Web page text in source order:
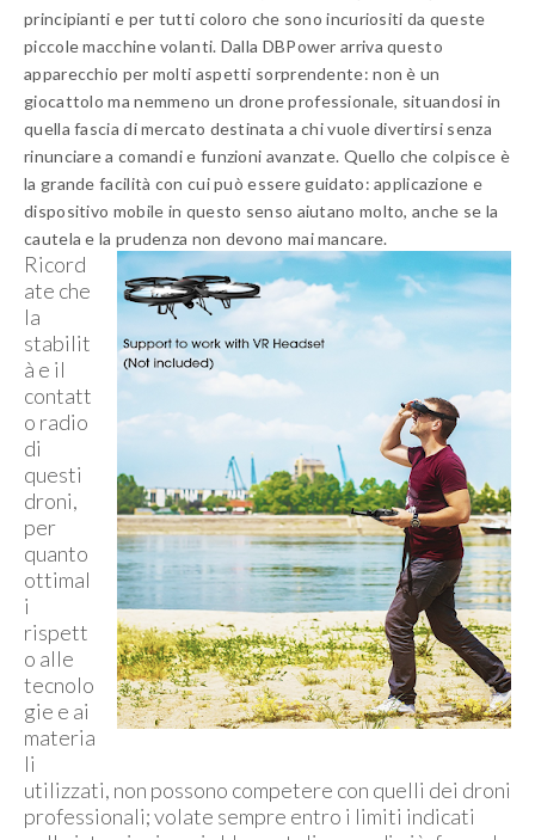
principianti e per tutti coloro che sono incuriositi da queste
piccole macchine volanti. Dalla DBPower arriva questo
apparecchio per molti aspetti sorprendente: non è un
giocattolo ma nemmeno un drone professionale, situandosi in
quella fascia di mercato destinata a chi vuole divertirsi senza
rinunciare a comandi e funzioni avanzate. Quello che colpisce è
la grande facilità con cui può essere guidato: applicazione e
dispositivo mobile in questo senso aiutano molto, anche se la
cautela e la prudenza non devono mai mancare.
Ricord
ate che
la
stabilit
à e il
contatt
o radio
di
questi
droni,
per
quanto
ottimal
i
rispett
o alle
tecnolo
gie e ai
materia
li
utilizzati, non possono competere con quelli dei droni
professionali; volate sempre entro i limiti indicati